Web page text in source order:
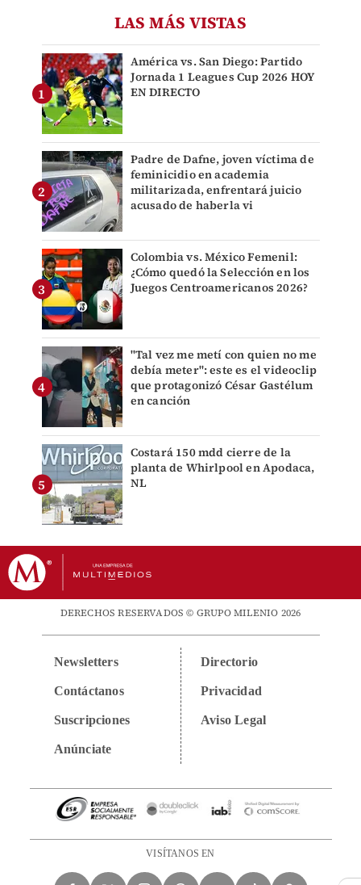
LAS MÁS VISTAS
América vs. San Diego: Partido
Jornada 1 Leagues Cup 2026 HOY
EN DIRECTO
Padre de Dafne, joven víctima de
feminicidio en academia
militarizada, enfrentará juicio
acusado de haberla vi
Colombia vs. México Femenil:
¿Cómo quedó la Selección en los
Juegos Centroamericanos 2026?
"Tal vez me metí con quien no me
debía meter": este es el videoclip
que protagonizó César Gastélum
en canción
Costará 150 mdd cierre de la
planta de Whirlpool en Apodaca,
NL
DERECHOS RESERVADOS © GRUPO MILENIO 2026
Newsletters
Contáctanos
Suscripciones
Anúnciate
Directorio
Privacidad
Aviso Legal
VISÍTANOS EN